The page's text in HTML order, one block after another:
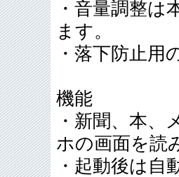
・音量調整
ます。
・落下防止
機能
・新聞、本
ホの画面を読
・起動後は自